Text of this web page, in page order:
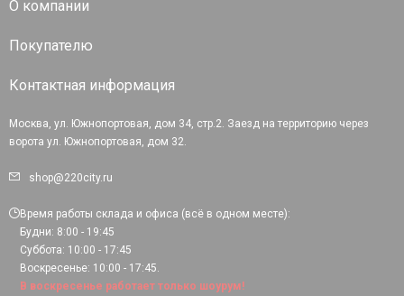
О компании
Покупателю
Контактная информация
Москва, ул. Южнопортовая, дом 34, стр.2. Заезд на территорию через
ворота ул. Южнопортовая, дом 32.
shop@220city.ru
Время работы склада и офиса (всё в одном месте):
Будни: 8:00 - 19:45
Суббота: 10:00 - 17:45
Воскресенье: 10:00 - 17:45.
В воскресенье работает только шоурум!